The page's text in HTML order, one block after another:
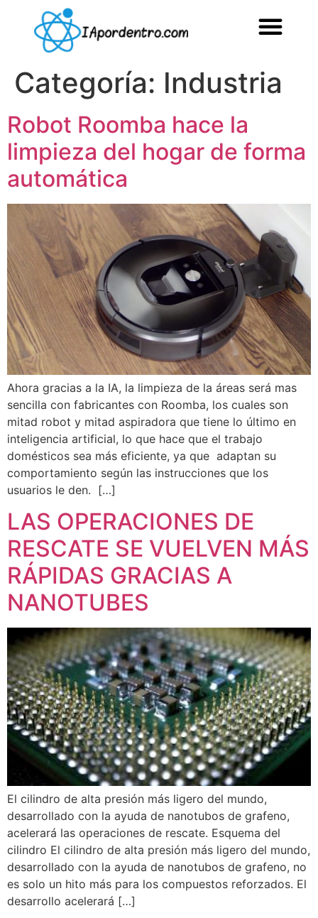
Categoría: Industria
Robot Roomba hace la
limpieza del hogar de forma
automática
Ahora gracias a la IA, la limpieza de la áreas será mas
sencilla con fabricantes con Roomba, los cuales son
mitad robot y mitad aspiradora que tiene lo último en
inteligencia artificial, lo que hace que el trabajo
domésticos sea más eficiente, ya que adaptan su
comportamiento según las instrucciones que los
usuarios le den. […]
LAS OPERACIONES DE
RESCATE SE VUELVEN MÁS
RÁPIDAS GRACIAS A
NANOTUBES
El cilindro de alta presión más ligero del mundo,
desarrollado con la ayuda de nanotubos de grafeno,
acelerará las operaciones de rescate. Esquema del
cilindro El cilindro de alta presión más ligero del mundo,
desarrollado con la ayuda de nanotubos de grafeno, no
es solo un hito más para los compuestos reforzados. El
desarrollo acelerará […]